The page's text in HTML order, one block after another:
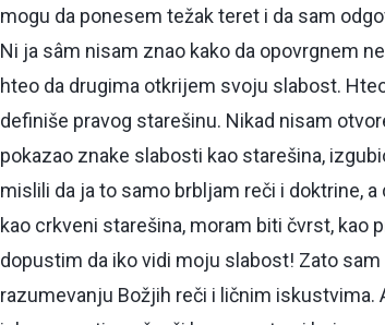
mogu da ponesem težak teret i da sam
Ni ja sâm nisam znao kako da opovrgnem
hteo da drugima otkrijem svoju slabost.
definiše pravog starešinu. Nikad nisam
pokazao znake slabosti kao starešina,
mislili da ja to samo brbljam reči i doktrine,
kao crkveni starešina, moram biti čvrst, kao
dopustim da iko vidi moju slabost! Zato
razumevanju Božjih reči i ličnim